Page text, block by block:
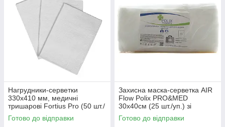
Нагрудники-серветки
330х410 мм, медичні
тришарові Fortius Pro (50 шт./
пач.), Білі
Готово до відправки
Захисна маска-серветка AIR
Flow Polix PRO&MED
30х40см (25 шт./уп.) зі
спанлейсу. Колір: білий
Готово до відправки